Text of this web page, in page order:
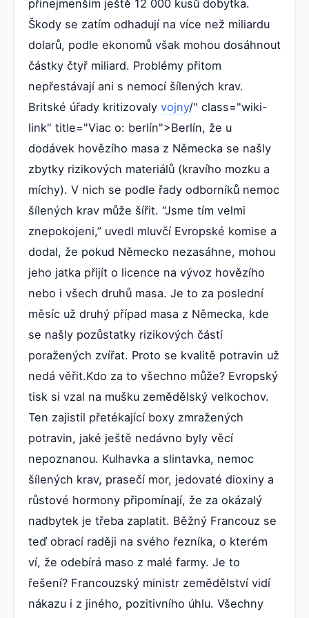
přinejmenším ještě 12 000 kusů dobytka.
Škody se zatím odhadují na více než miliardu
dolarů, podle ekonomů však mohou dosáhnout
částky čtyř miliard. Problémy přitom
nepřestávají ani s nemocí šílených krav.
Britské úřady kritizovaly vojny/" class="wiki-
link" title="Viac o: berlín">Berlín, že u
dodávek hovězího masa z Německa se našly
zbytky rizikových materiálů (kravího mozku a
míchy). V nich se podle řady odborníků nemoc
šílených krav může šířit. “Jsme tím velmi
znepokojeni,” uvedl mluvčí Evropské komise a
dodal, že pokud Německo nezasáhne, mohou
jeho jatka přijít o licence na vývoz hovězího
nebo i všech druhů masa. Je to za poslední
měsíc už druhý případ masa z Německa, kde
se našly pozůstatky rizikových částí
poražených zvířat. Proto se kvalitě potravin už
nedá věřit.Kdo za to všechno může? Evropský
tisk si vzal na mušku zemědělský velkochov.
Ten zajistil přetékající boxy zmražených
potravin, jaké ještě nedávno byly věcí
nepoznanou. Kulhavka a slintavka, nemoc
šílených krav, prasečí mor, jedovaté dioxiny a
růstové hormony připomínají, že za okázalý
nadbytek je třeba zaplatit. Běžný Francouz se
teď obrací raději na svého řezníka, o kterém
ví, že odebírá maso z malé farmy. Je to
řešení? Francouzský ministr zemědělství vidí
nákazu i z jiného, pozitivního úhlu. Všechny